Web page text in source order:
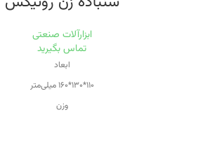
ابزارآلات صنعتی
تماس بگیرید
ابعاد
۱۱۰*۱۳۰*۱۶۰ میلی‌متر
وزن